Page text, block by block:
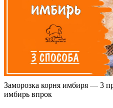
Заморозка корня имбиря — 3
имбирь впрок